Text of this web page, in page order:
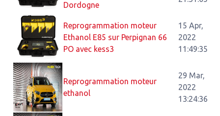
Dordogne
Reprogrammation moteur
Ethanol E85 sur Perpignan 66
PO avec kess3
15 Apr,
2022
11:49:35
Reprogrammation moteur
ethanol
29 Mar,
2022
13:24:36